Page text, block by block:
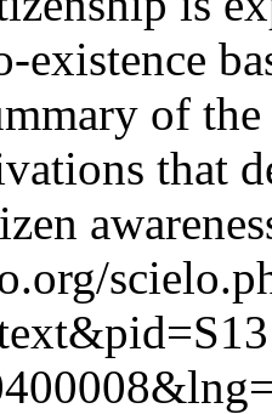
existence
of
that